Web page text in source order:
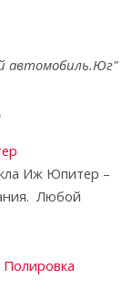
автомобиль.Юг"
Иж Юпитер –
Любой